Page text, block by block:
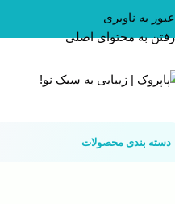
عبور به ناوبری
رفتن به محتوای اصلی
دسته بندی محصولات